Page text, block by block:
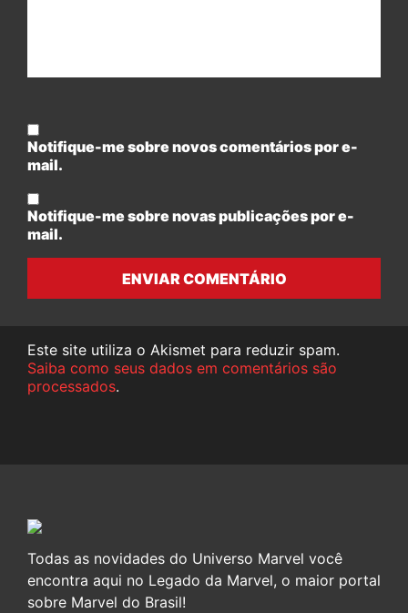
Notifique-me sobre novos comentários por e-
mail.
Notifique-me sobre novas publicações por e-
mail.
ENVIAR COMENTÁRIO
Este site utiliza o Akismet para reduzir spam.
Saiba como seus dados em comentários são
processados.
Todas as novidades do Universo Marvel você
encontra aqui no Legado da Marvel, o maior portal
sobre Marvel do Brasil!